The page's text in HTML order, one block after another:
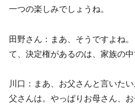
一つの楽しみでしょうね。
田野さん： まあ、そうですよね
て、決定権があるのは、家族の中
川口： まあ、お父さんと言いた
父さんは。やっぱりお母さん、お